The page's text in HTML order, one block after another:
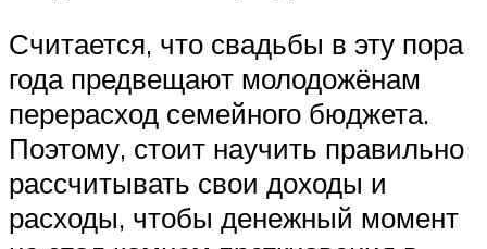
Считается, что свадьбы в эту пора
года предвещают молодожёнам
перерасход семейного бюджета.
Поэтому, стоит научить правильно
рассчитывать свои доходы и
расходы, чтобы денежный момент